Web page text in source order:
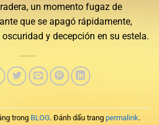
un momento fugaz de
que se apagó rápidamente,
y decepción en su estela.
trong BLOG. Đánh dấu trang permalink.